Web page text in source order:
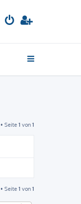
Suche
Seite 1 von 1
Seite 1 von 1